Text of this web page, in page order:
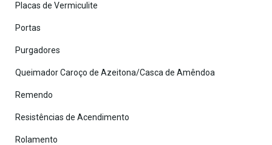
Placas de Vermiculite
Portas
Purgadores
Queimador Caroço de Azeitona/Casca de Amêndoa
Remendo
Resistências de Acendimento
Rolamento